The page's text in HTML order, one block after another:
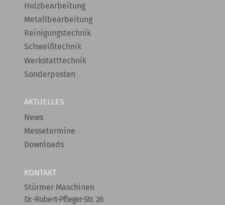
Holzbearbeitung
Metallbearbeitung
Reinigungstechnik
Schweißtechnik
Werkstatttechnik
Sonderposten
AKTUELLES
News
Messetermine
Downloads
KONTAKT
Stürmer Maschinen
Dr.-Robert-Pfleger-Str. 26